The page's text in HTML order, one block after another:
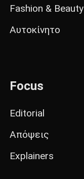
Fashion & Beauty
Αυτοκίνητο
Focus
Editorial
Απόψεις
Explainers